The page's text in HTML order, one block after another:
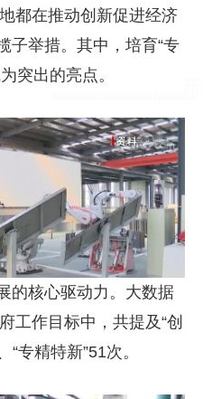
都在推动创新促进经济
子举措。其中，培育“专
突出的亮点。
的核心驱动力。大数据
工作目标中，共提及“创
“专精特新”51次。